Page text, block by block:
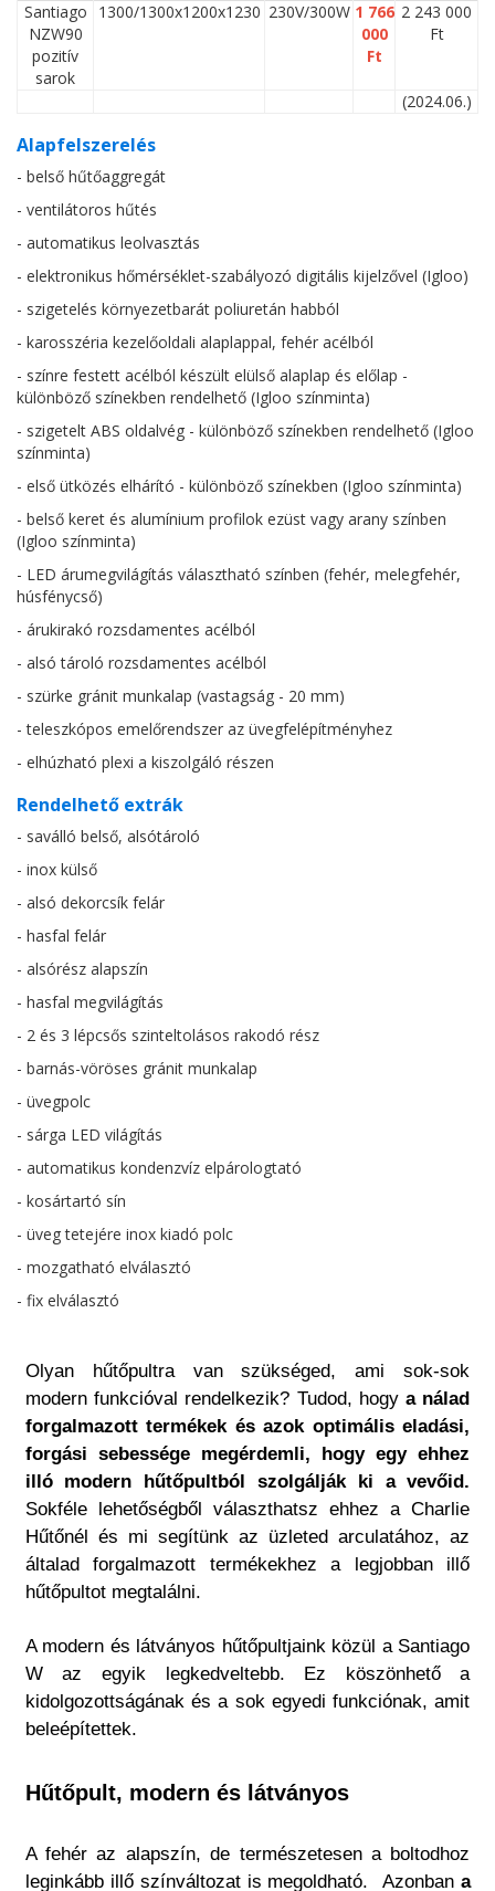
Santiago
NZW90
pozitív
sarok
1300/1300x1200x1230 230V/300W 1 766
000
Ft
2 243 000
Ft
(2024.06.)
Alapfelszerelés
- belső hűtőaggregát
- ventilátoros hűtés
- automatikus leolvasztás
- elektronikus hőmérséklet-szabályozó digitális kijelzővel (Igloo)
- szigetelés környezetbarát poliuretán habból
- karosszéria kezelőoldali alaplappal, fehér acélból
- színre festett acélból készült elülső alaplap és előlap -
különböző színekben rendelhető (Igloo színminta)
- szigetelt ABS oldalvég - különböző színekben rendelhető (Igloo
színminta)
- első ütközés elhárító - különböző színekben (Igloo színminta)
- belső keret és alumínium profilok ezüst vagy arany színben
(Igloo színminta)
- LED árumegvilágítás választható színben (fehér, melegfehér,
húsfénycső)
- árukirakó rozsdamentes acélból
- alsó tároló rozsdamentes acélból
- szürke gránit munkalap (vastagság - 20 mm)
- teleszkópos emelőrendszer az üvegfelépítményhez
- elhúzható plexi a kiszolgáló részen
Rendelhető extrák
- saválló belső, alsótároló
- inox külső
- alsó dekorcsík felár
- hasfal felár
- alsórész alapszín
- hasfal megvilágítás
- 2 és 3 lépcsős szinteltolásos rakodó rész
- barnás-vöröses gránit munkalap
- üvegpolc
- sárga LED világítás
- automatikus kondenzvíz elpárologtató
- kosártartó sín
- üveg tetejére inox kiadó polc
- mozgatható elválasztó
- fix elválasztó
Olyan hűtőpultra van szükséged, ami sok-sok
modern funkcióval rendelkezik? Tudod, hogya nálad
forgalmazott termékek és azok optimális eladási,
forgási sebessége megérdemli, hogy egy ehhez
illó modern hűtőpultból szolgálják ki a vevőid.
Sokféle lehetőségből választhatsz ehhez a Charlie
Hűtőnél és mi segítünk az üzleted arculatához, az
általad forgalmazott termékekhez a legjobban illő
hűtőpultot megtalálni.
A modern és látványos hűtőpultjaink közül a Santiago
W az egyik legkedveltebb. Ez köszönhető a
kidolgozottságának és a sok egyedi funkciónak, amit
beleépítettek.
Hűtőpult, modern és látványos
A fehér az alapszín, de természetesen a boltodhoz
leginkább illő színváltozat is megoldható.
Azonban a